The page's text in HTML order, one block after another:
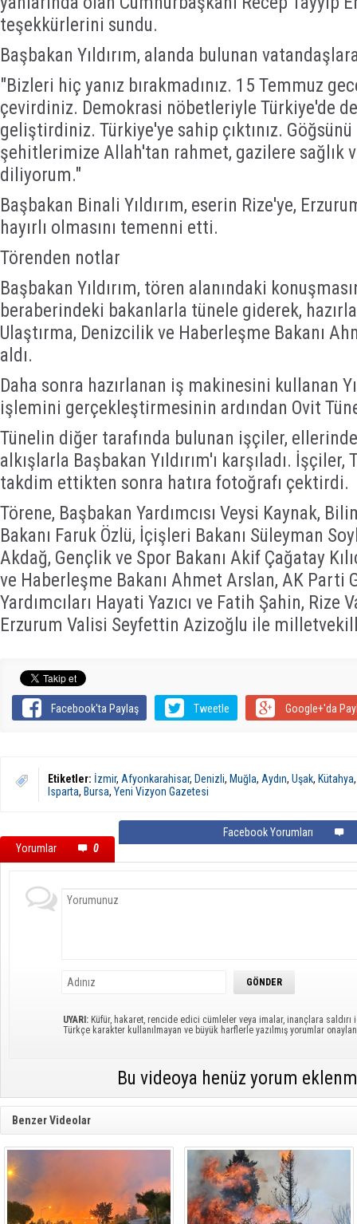
teşekkürlerini sundu.
Başbakan Yıldırım, alanda bulunan
"Bizleri hiç yanız bırakmadınız. 15 Temmuz
çevirdiniz. Demokrasi nöbetleriyle Türkiye'de
geliştirdiniz. Türkiye'ye sahip çıktınız.
şehitlerimize Allah'tan rahmet, gazilere sağlık
diliyorum."
Başbakan Binali Yıldırım, eserin Rize'ye,
hayırlı olmasını temenni etti.
Törenden notlar
Başbakan Yıldırım, tören alanındaki
beraberindeki bakanlarla tünele giderek,
Ulaştırma, Denizcilik ve Haberleşme Bakanı
aldı.
Daha sonra hazırlanan iş makinesini kullanan
işlemini gerçekleştirmesinin ardından Ovit
Tünelin diğer tarafında bulunan işçiler,
alkışlarla Başbakan Yıldırım'ı karşıladı. İşçiler,
takdim ettikten sonra hatıra fotoğrafı çektirdi.
Törene, Başbakan Yardımcısı Veysi Kaynak,
Bakanı Faruk Özlü, İçişleri Bakanı Süleyman
Akdağ, Gençlik ve Spor Bakanı Akif Çağatay
ve Haberleşme Bakanı Ahmet Arslan, AK Parti
Yardımcıları Hayati Yazıcı ve Fatih Şahin, Rize
Erzurum Valisi Seyfettin Azizoğlu ile
Facebook'ta Paylaş Tweetle Google+'da
Etiketler: İzmir, Afyonkarahisar, Denizli, Muğla, Aydın, Uşak, Kütahya
Isparta, Bursa, Yeni Vizyon Gazetesi
Yorumlar 0
Facebook Yorumları
UYARI: Küfür, hakaret, rencide edici cümleler veya imalar, inançlara saldırı
Türkçe karakter kullanılmayan ve büyük harflerle yazılmış yorumlar
Bu videoya henüz yorum
Benzer Videolar